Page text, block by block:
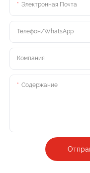
Электронная Почта
Телефон/WhatsApp
Компания
Содержание